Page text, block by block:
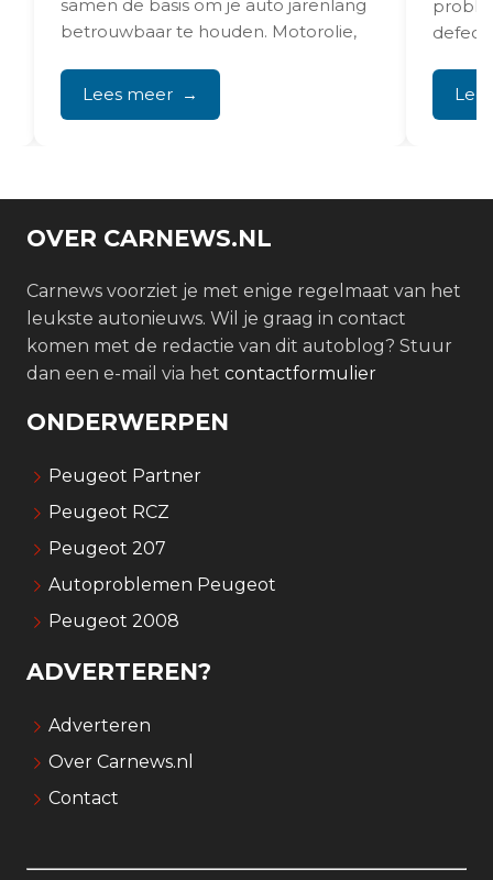
samen de basis om je auto jarenlang
betrouwbaar te houden. Motorolie,
distributieriemset...
Lees meer
OVER CARNEWS.NL
Carnews voorziet je met enige regelmaat van het
leukste autonieuws. Wil je graag in contact
komen met de redactie van dit autoblog? Stuur
dan een e-mail via het contactformulier
ONDERWERPEN
Peugeot Partner
Peugeot RCZ
Peugeot 207
Autoproblemen Peugeot
Peugeot 2008
ADVERTEREN?
Adverteren
Over Carnews.nl
Contact